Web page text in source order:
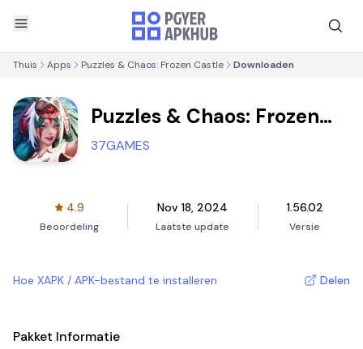
Thuis Apps Puzzles & Chaos: Frozen Castle Downloaden
Puzzles & Chaos: Frozen
Castle
37GAMES
4.9
Beoordeling
Nov 18, 2024
Laatste update
1.56.02
Versie
Hoe XAPK / APK-bestand te installeren Delen
Pakket Informatie